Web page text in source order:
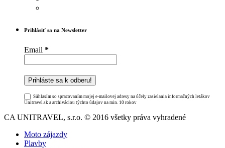
Prihlásiť sa na Newsletter
Email *
Súhlasím so spracovaním mojej e-mailovej adresy na účely zasielania informačných letákov
Unitravel.sk a archiváciou týchto údajov na min. 10 rokov
CA UNITRAVEL, s.r.o. © 2016 všetky práva vyhradené
Moto zájazdy
Plavby